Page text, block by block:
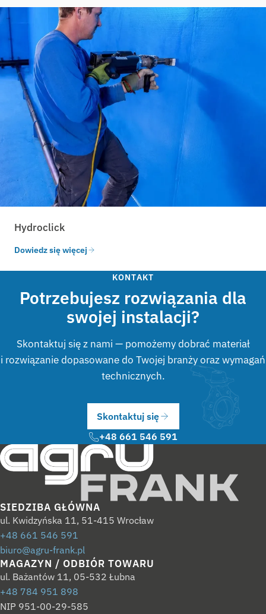
Hydroclick
Dowiedz się więcej
KONTAKT
Potrzebujesz rozwiązania dla
swojej instalacji?
Skontaktuj się z nami — pomożemy dobrać materiał
i rozwiązanie dopasowane do Twojej branży oraz wymagań
technicznych.
Skontaktuj się
+48 661 546 591
SIEDZIBA GŁÓWNA
ul. Kwidzyńska 11, 51-415 Wrocław
+48 661 546 591
biuro@agru-frank.pl
MAGAZYN / ODBIÓR TOWARU
ul. Bażantów 11, 05-532 Łubna
+48 784 951 898
NIP 951-00-29-585